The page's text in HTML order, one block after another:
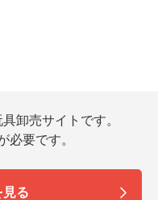
卸売サイトです。
必要です。
見る